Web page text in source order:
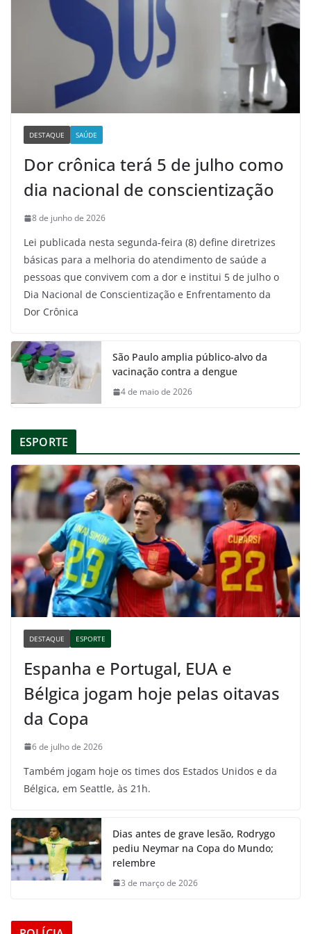
DESTAQUE SAÚDE
Dor crônica terá 5 de julho como
dia nacional de conscientização
8 de junho de 2026
Lei publicada nesta segunda-feira (8) define diretrizes
básicas para a melhoria do atendimento de saúde a
pessoas que convivem com a dor e institui 5 de julho o
Dia Nacional de Conscientização e Enfrentamento da
Dor Crônica
São Paulo amplia público-alvo da
vacinação contra a dengue
4 de maio de 2026
ESPORTE
DESTAQUE ESPORTE
Espanha e Portugal, EUA e
Bélgica jogam hoje pelas oitavas
da Copa
6 de julho de 2026
Também jogam hoje os times dos Estados Unidos e da
Bélgica, em Seattle, às 21h.
Dias antes de grave lesão, Rodrygo
pediu Neymar na Copa do Mundo;
relembre
3 de março de 2026